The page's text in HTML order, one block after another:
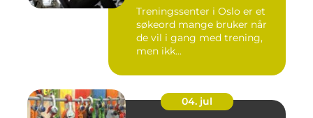
Treningssenter i Oslo er et
søkeord mange bruker når
de vil i gang med trening,
men ikk...
04. jul